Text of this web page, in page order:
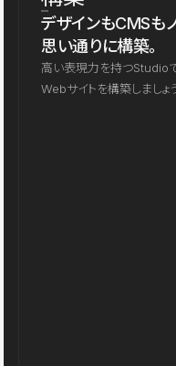
デザインもCMSも
思い通りに構築。
高い表現力を持つStudio
Webサイトを構築しましょう